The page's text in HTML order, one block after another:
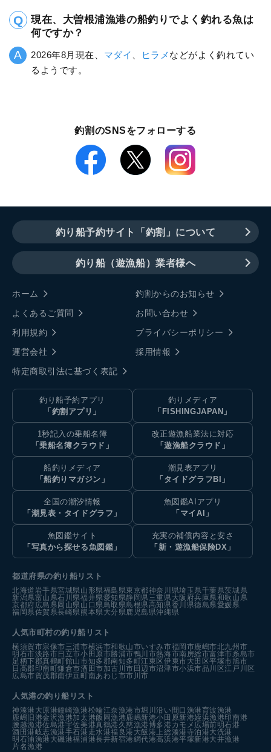
現在、大曽根浦漁港の船釣りでよく釣れる魚は
何ですか？
2026年8月現在、 マダイ ヒラメ などがよく釣れてい
るようです。
釣割のSNSをフォローする
釣り船予約サイト「釣割」について
釣り船（遊漁船）業者様へ
ホーム
釣割からのお知らせ
よくあるご質問
お問い合わせ
利用規約
プライバシーポリシー
運営会社
採用情報
特定商取引法に基づく表記
釣り船予約アプリ
「釣割アプリ」
釣りメディア
「FISHINGJAPAN」
1秒記入の乗船名簿
「乗船名簿クラウド」
改正遊漁船業法に対応
「遊漁船クラウド」
船釣りメディア
「船釣りマガジン」
潮見表アプリ
「タイドグラフBI」
全国の潮汐情報
「潮見表・タイドグラフ」
魚図鑑AIアプリ
「マイAI」
魚図鑑サイト
「写真から探せる魚図鑑」
充実の補償内容と安さ
「新・遊漁船保険DX」
都道府県の釣り船リスト
北海道岩手県宮城県山形県福島県東京都神奈川県埼玉県千葉県茨城県
新潟県富山県石川県福井県愛知県静岡県三重県大阪府兵庫県和歌山県
京都府広島県岡山県山口県鳥取県島根県高知県香川県徳島県愛媛県
福岡県佐賀県長崎県熊本県大分県鹿児島県沖縄県
人気市町村の釣り船リスト
横須賀市宗像市三浦市横浜市和歌山市いすみ市福岡市鹿嶋市北九州市
明石市淡路市 日立市小田原市勝浦市鴨川市熱海市南房総市富津市糸島市
足柄下郡真鶴町館山市知多郡南知多町江東区伊東市大田区平塚市旭市
日高郡印南町鎌倉市酒田市加古川市 田辺市沼津市小浜市品川区江戸川区
広島市賀茂郡南伊豆町南あわじ市市川市
人気港の釣り船リスト
神湊港 大原港鐘崎漁港松輪江奈漁港市堀川沿い 間口漁港育波漁港
鹿嶋旧港金沢漁港加太港飯岡漁港鹿嶋新港小田原新港姪浜漁港印南港
腰越漁港佐島港宇佐美港真鶴港 久慈漁港博多港カモメ広場前明石港
酒田港岐志漁港手石港 走水港福良港 大飯港 上総湊港寺泊港大洗港
明石浦漁港 大磯港福浦港長井新宿港網代港高浜港平塚新港大井漁港
片名漁港